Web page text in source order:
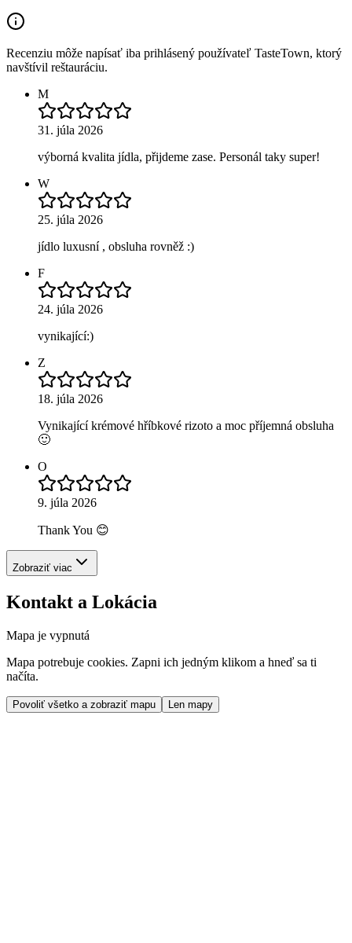
Recenziu môže napísať iba prihlásený používateľ TasteTown, ktorý
navštívil reštauráciu.
M
31. júla 2026
výborná kvalita jídla, přijdeme zase. Personál taky super!
W
25. júla 2026
jídlo luxusní , obsluha rovněž :)
F
24. júla 2026
vynikající:)
Z
18. júla 2026
Vynikající krémové hříbkové rizoto a moc příjemná obsluha
🙂
O
9. júla 2026
Thank You 😊
Zobraziť viac
Kontakt a Lokácia
Mapa je vypnutá
Mapa potrebuje cookies. Zapni ich jedným klikom a hneď sa ti
načíta.
Povoliť všetko a zobraziť mapu Len mapy